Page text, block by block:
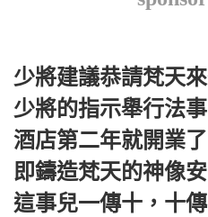
少將建議恭請梵天
少將的指示舉行法
酒店第二年就開業
即鑄造梵天的神像
這事兒一傳十，十